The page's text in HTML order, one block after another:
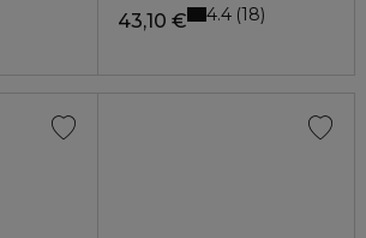
43,10 € 4.4 18